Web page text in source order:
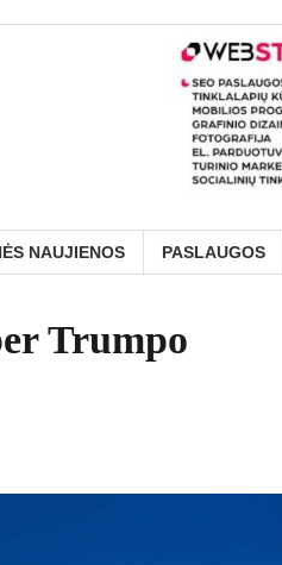
NAUJIENOS PASLAUGOS
Trumpo